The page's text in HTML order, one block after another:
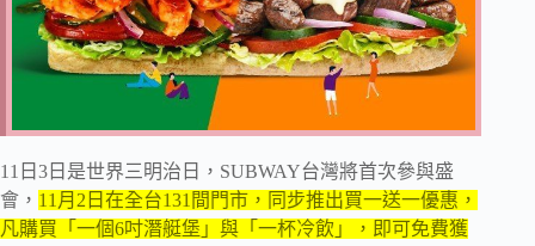
11日3日是世界三明治日，SUBWAY台灣將首次參與盛
會， 11月2日在全台131間門市，同步推出買一送一優惠，
凡購買「一個6吋潛艇堡」與「一杯冷飲」，即可免費獲